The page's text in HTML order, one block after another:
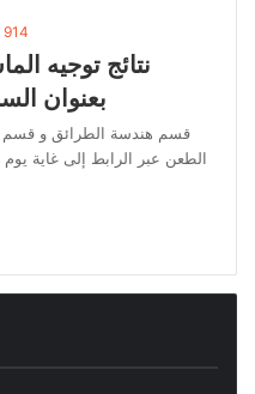
914
بعنوان السنة
قسم هندسة الطرائق و قسم